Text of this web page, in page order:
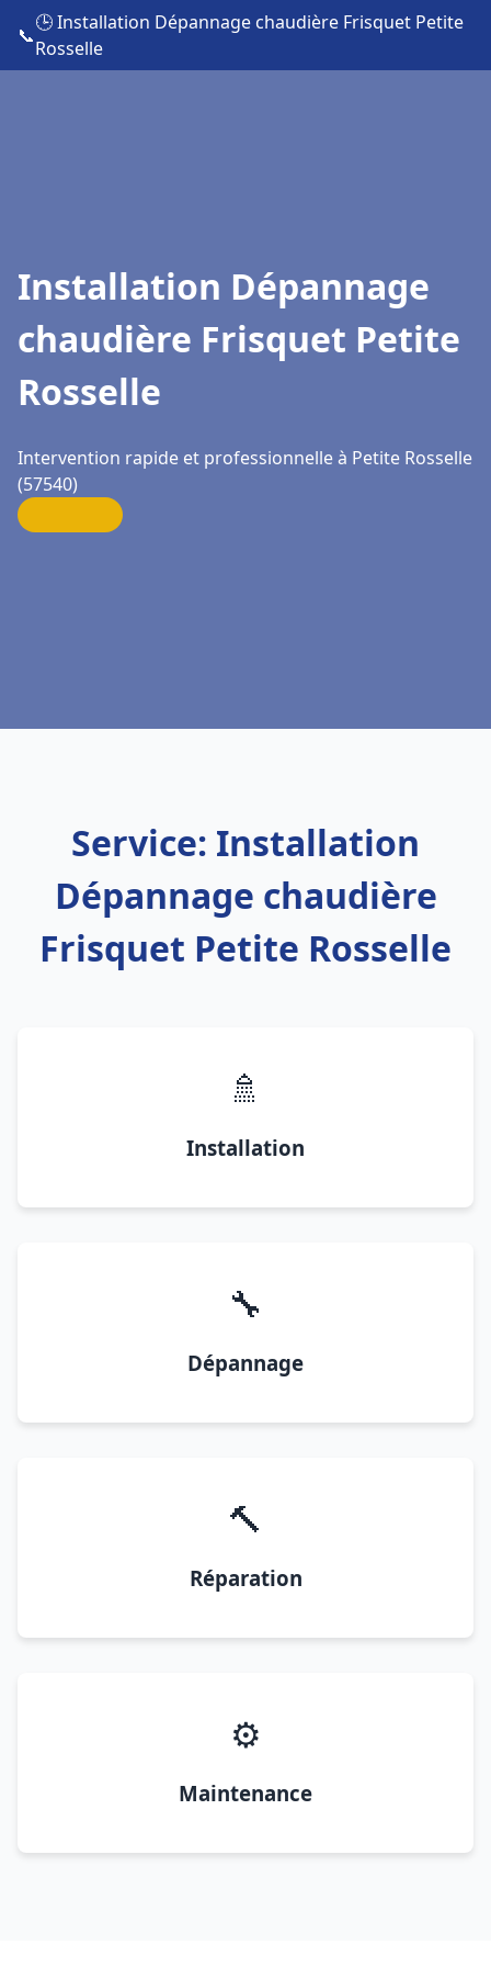
📞
🕒 Installation Dépannage chaudière Frisquet Petite
Rosselle
Installation Dépannage
chaudière Frisquet Petite
Rosselle
Intervention rapide et professionnelle à Petite Rosselle
(57540)
Service: Installation
Dépannage chaudière
Frisquet Petite Rosselle
🚿
Installation
🔧
Dépannage
🔨
Réparation
⚙️
Maintenance